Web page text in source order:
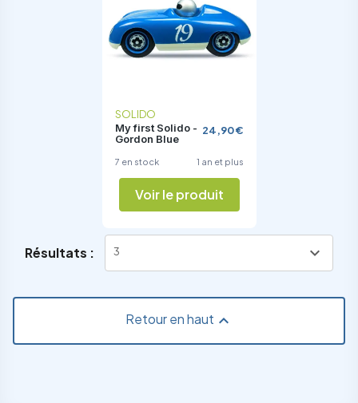
SOLIDO
My first Solido -
Gordon Blue
7 en stock
24,90 €
1 an et plus
Voir le produit
Résultats : 3 expand_more
Retour en haut 